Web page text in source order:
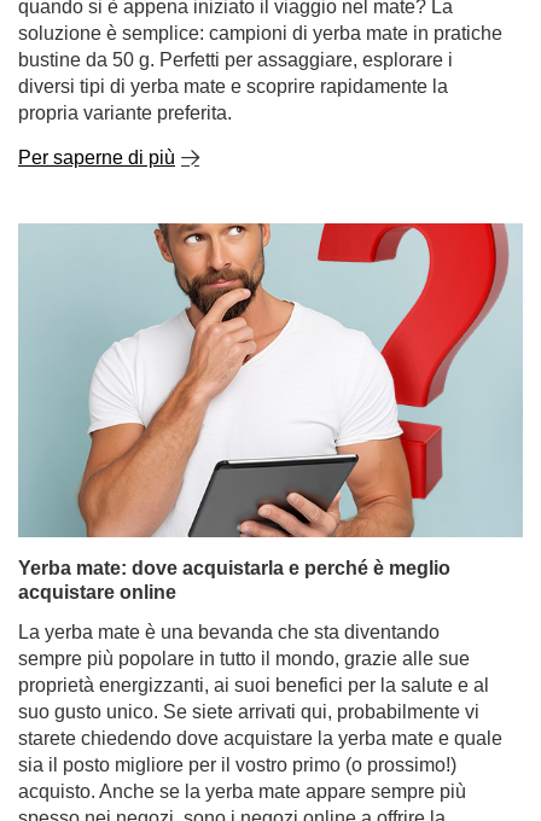
bustine da 50 g. Perfetti per assaggiare, esplorare i
diversi tipi di yerba mate e scoprire rapidamente la
propria variante preferita.
Per saperne di più
Yerba mate: dove acquistarla e perché è meglio
La yerba mate è una bevanda che sta diventando
sempre più popolare in tutto il mondo, grazie alle sue
proprietà energizzanti, ai suoi benefici per la salute e al
suo gusto unico. Se siete arrivati qui, probabilmente vi
starete chiedendo dove acquistare la yerba mate e quale
sia il posto migliore per il vostro primo (o prossimo!)
acquisto. Anche se la yerba mate appare sempre più
spesso nei negozi, sono i negozi online a offrire la
gamma più ampia, prezzi interessanti e una